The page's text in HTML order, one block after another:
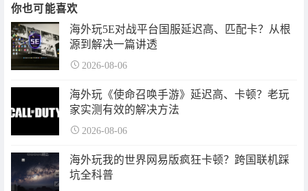
你也可能喜欢
海外玩5E对战平台国服延迟高、匹配卡？从根
源到解决一篇讲透
2026-08-06
海外玩《使命召唤手游》延迟高、卡顿？老玩
家实测有效的解决方法
2026-08-06
海外玩我的世界网易版疯狂卡顿？跨国联机踩
坑全科普